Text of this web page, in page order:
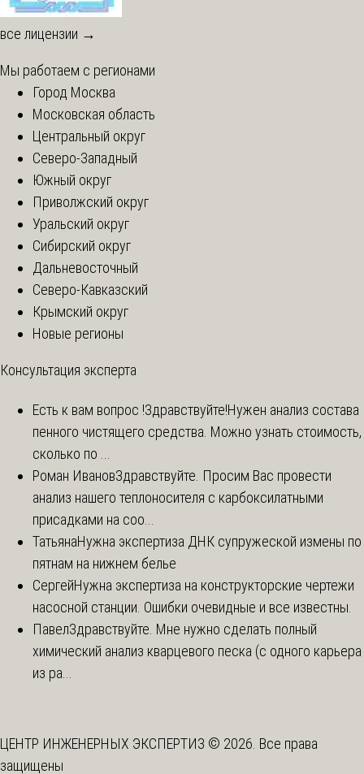
все лицензии →
Мы работаем с регионами
Город Москва
Московская область
Центральный округ
Северо-Западный
Южный округ
Приволжский округ
Уральский округ
Сибирский округ
Дальневосточный
Северо-Кавказский
Крымский округ
Новые регионы
Консультация эксперта
Есть к вам вопрос !Здравствуйте!Нужен анализ состава
пенного чистящего средства. Можно узнать стоимость,
сколько по ...
Роман ИвановЗдравствуйте. Просим Вас провести
анализ нашего теплоносителя с карбоксилатными
присадками на соо...
ТатьянаНужна экспертиза ДНК супружеской измены по
пятнам на нижнем белье
СергейНужна экспертиза на конструкторские чертежи
насосной станции. Ошибки очевидные и все известны.
ПавелЗдравствуйте. Мне нужно сделать полный
химический анализ кварцевого песка (с одного карьера
из ра...
ЦЕНТР ИНЖЕНЕРНЫХ ЭКСПЕРТИЗ © 2026. Все права
защищены